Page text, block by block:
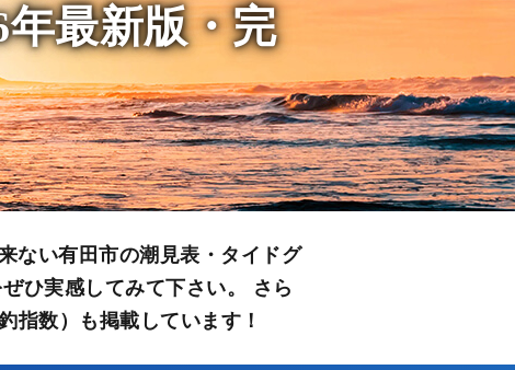
最新版・完
ない有田市の潮見表・タイドグ
ひ実感してみて下さい。 さら
指数）も掲載しています！